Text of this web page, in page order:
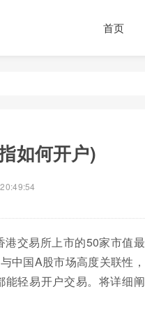
首页
如何开户)
交易所上市的50家市值最
中国A股市场高度关联性，
轻易开户交易。将详细阐